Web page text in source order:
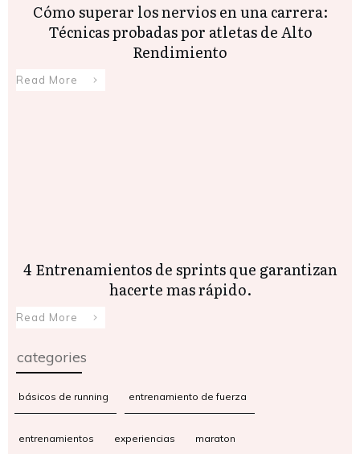
Cómo superar los nervios en una carrera:
Técnicas probadas por atletas de Alto
Rendimiento
Read More
4 Entrenamientos de sprints que garantizan
hacerte mas rápido.
Read More
categories
básicos de running entrenamiento de fuerza
entrenamientos experiencias maraton